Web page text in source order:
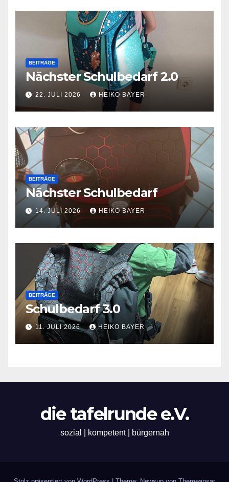
BEITRÄGE
Nächster Schulbedarf 2.0
22. JULI 2026 HEIKO BAYER
BEITRÄGE
Nächster Schulbedarf
14. JULI 2026 HEIKO BAYER
BEITRÄGE
Schulbedarf 3.0
11. JULI 2026 HEIKO BAYER
die tafelrunde e.V.
sozial | kompetent | bürgernah